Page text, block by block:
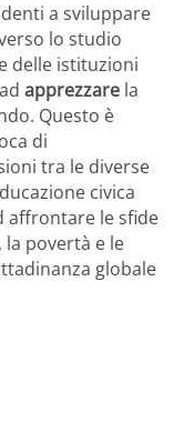
a sviluppare
lo studio
delle istituzioni
apprezzare la
Questo è
di
tra le diverse
civica
affrontare le sfide
povertà e le
globale